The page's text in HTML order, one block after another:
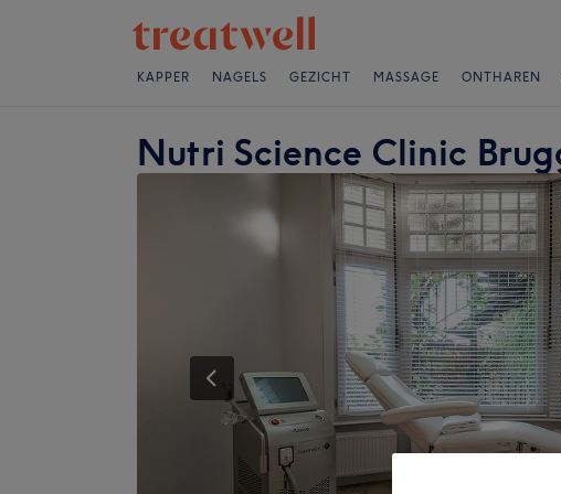
KAPPER NAGELS GEZICHT MASSAGE ONTHAREN
Nutri Science Clinic